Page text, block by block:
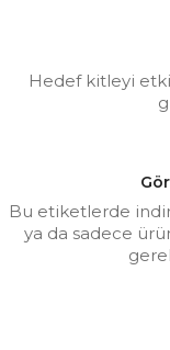
Hedef kitleyi
Bu etiketlerde
ya da sadece